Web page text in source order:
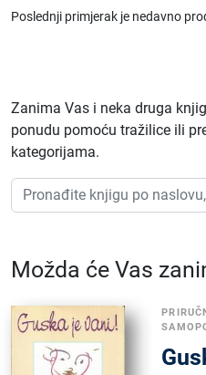
Poslednji primjerak je nedavno
Zanima Vas i neka druga
ponudu pomoću tražilice ili
kategorijama.
Možda će Vas